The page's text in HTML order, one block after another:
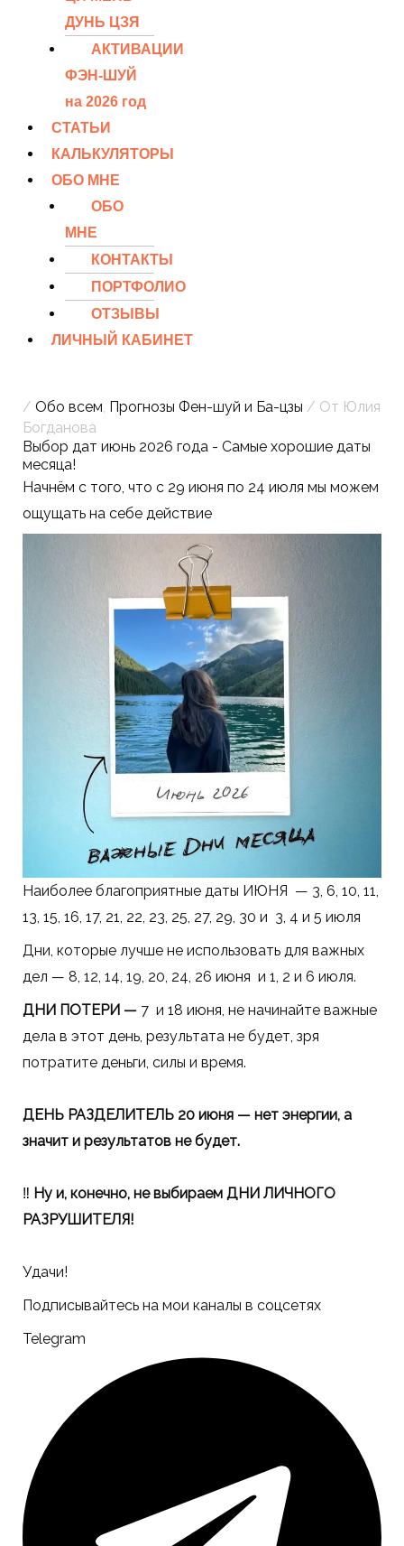
ДУНЬ ЦЗЯ
АКТИВАЦИИ
ФЭН-ШУЙ
на 2026 год
СТАТЬИ
КАЛЬКУЛЯТОРЫ
ОБО МНЕ
ОБО
МНЕ
КОНТАКТЫ
ПОРТФОЛИО
ОТЗЫВЫ
ЛИЧНЫЙ КАБИНЕТ
/ Обо всем, Прогнозы Фен-шуй и Ба-цзы / От Юлия
Богданова
Выбор дат июнь 2026 года - Самые хорошие даты
месяца!
Начнём с того, что c 29 июня по 24 июля мы можем
ощущать на себе действие
Наиболее благоприятные даты ИЮНЯ — 3, 6, 10, 11,
13, 15, 16, 17, 21, 22, 23, 25, 27, 29, 30 и 3, 4 и 5 июля
Дни, которые лучше не использовать для важных
дел — 8, 12, 14, 19, 20, 24, 26 июня и 1, 2 и 6 июля.
ДНИ ПОТЕРИ — 7 и 18 июня, не начинайте важные
дела в этот день, результата не будет, зря
потратите деньги, силы и время.
ДЕНЬ РАЗДЕЛИТЕЛЬ 20 июня — нет энергии, а
значит и результатов не будет.
‼️ Ну и, конечно, не выбираем ДНИ ЛИЧНОГО
РАЗРУШИТЕЛЯ!
Удачи!
Подписывайтесь на мои каналы в соцсетях
Telegram